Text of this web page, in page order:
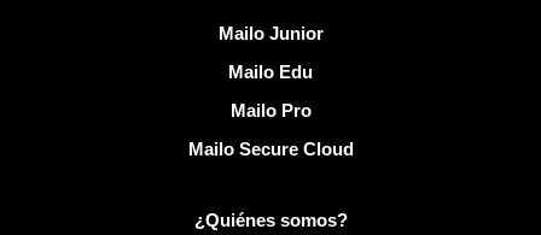
Mailo Junior
Mailo Edu
Mailo Pro
Mailo Secure Cloud
Más información sobre Mailo
¿Quiénes somos?